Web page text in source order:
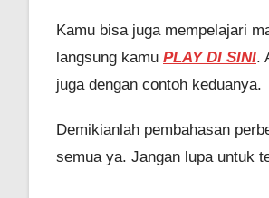
Kamu bisa juga mempelajari
langsung kamu PLAY DI SINI.
juga dengan contoh keduanya.
Demikianlah pembahasan
semua ya. Jangan lupa untuk